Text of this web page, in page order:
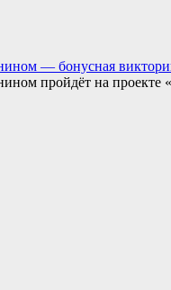
— бонусная
пройдёт на проекте «